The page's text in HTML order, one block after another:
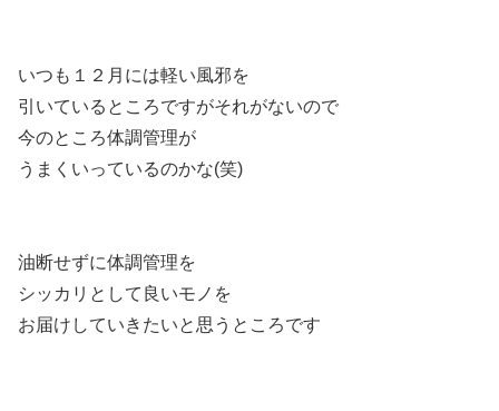
いつも１２月には軽い風邪を
引いているところですがそれがないので
今のところ体調管理が
うまくいっているのかな(笑)
油断せずに体調管理を
シッカリとして良いモノを
お届けしていきたいと思うところです